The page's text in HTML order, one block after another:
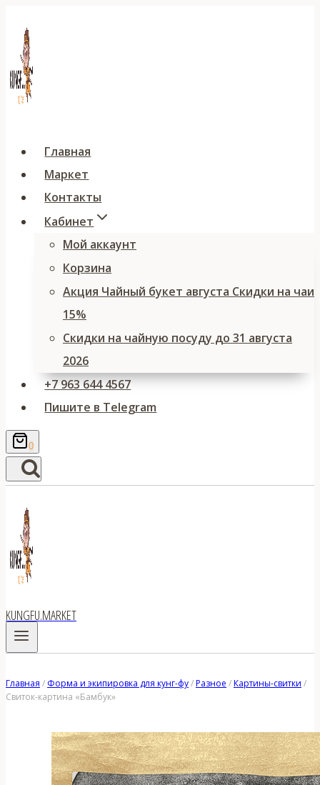
содержимому
Главная
Маркет
Контакты
Кабинет
Мой аккаунт
Корзина
Акция Чайный букет августа Скидки на чаи
15%
Скидки на чайную посуду до 31 августа
2026
+7 963 644 4567
Пишите в Telegram
0
KUNGFU.MARKET
Главная / Форма и экипировка для кунг-фу/Разное /Картины-свитки /
Свиток-картина «Бамбук»